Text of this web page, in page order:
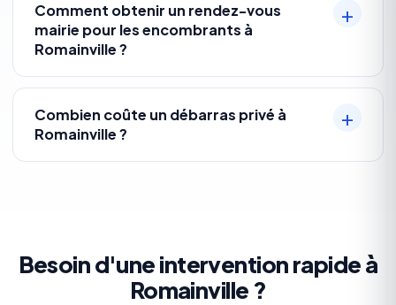
Comment obtenir un rendez-vous
mairie pour les encombrants à
Romainville ?
Combien coûte un débarras privé à
Romainville ?
Besoin d'une intervention rapide à
Romainville ?